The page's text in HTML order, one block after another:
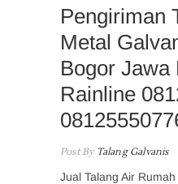
Pengiriman
Metal
Bogor Jawa
Rainline
Post ByTalang Galvanis
Jual Talang Air